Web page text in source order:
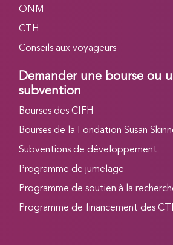
ONM
CTH
Conseils aux voyageurs
Demander une bourse ou
subvention
Bourses des CIFH
Bourses de la Fondation Susan
Subventions de développement
Programme de jumelage
Programme de soutien à la
Programme de financement des